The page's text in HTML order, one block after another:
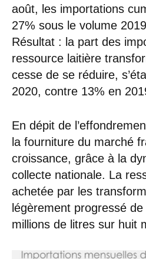
août, les importations
27% sous le volume
Résultat : la part des
ressource laitière
cesse de se réduire,
2020, contre 13% en
En dépit de
la fourniture du marché
croissance, grâce à la
collecte nationale. La
achetée par les
légèrement progressé
millions de litres sur huit